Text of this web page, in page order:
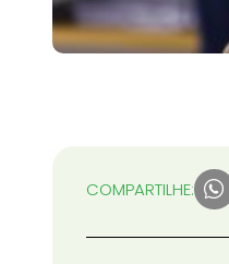
COMPARTILHE: